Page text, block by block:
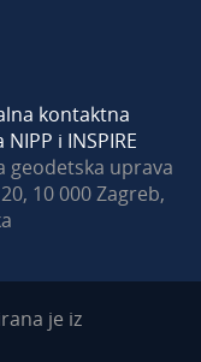
kontaktna
i INSPIRE
geodetska uprava
10 000 Zagreb,
je iz